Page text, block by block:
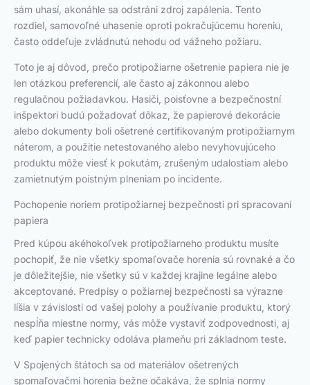
sám uhasí, akonáhle sa odstráni zdroj zapálenia. Tento
rozdiel, samovoľné uhasenie oproti pokračujúcemu horeniu,
často oddeľuje zvládnutú nehodu od vážneho požiaru.
Toto je aj dôvod, prečo protipožiarne ošetrenie papiera nie je
len otázkou preferencií, ale často aj zákonnou alebo
regulačnou požiadavkou. Hasiči, poisťovne a bezpečnostní
inšpektori budú požadovať dôkaz, že papierové dekorácie
alebo dokumenty boli ošetrené certifikovaným protipožiarnym
náterom, a použitie netestovaného alebo nevyhovujúceho
produktu môže viesť k pokutám, zrušeným udalostiam alebo
zamietnutým poistným plneniam po incidente.
Pochopenie noriem protipožiarnej bezpečnosti pri spracovaní
papiera
Pred kúpou akéhokoľvek protipožiarneho produktu musíte
pochopiť, že nie všetky spomaľovače horenia sú rovnaké a čo
je dôležitejšie, nie všetky sú v každej krajine legálne alebo
akceptované. Predpisy o požiarnej bezpečnosti sa výrazne
líšia v závislosti od vašej polohy a používanie produktu, ktorý
nespĺňa miestne normy, vás môže vystaviť zodpovednosti, aj
keď papier technicky odoláva plameňu pri základnom teste.
V Spojených štátoch sa od materiálov ošetrených
spomaľovačmi horenia bežne očakáva, že splnia normy